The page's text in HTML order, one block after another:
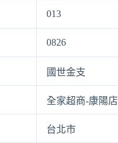
013
0826
國世金支
全家超商-康陽店
台北市